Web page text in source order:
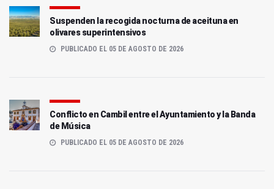
Suspenden la recogida nocturna de aceituna en
olivares superintensivos
PUBLICADO EL 05 DE AGOSTO DE 2026
Conflicto en Cambil entre el Ayuntamiento y la Banda
de Música
PUBLICADO EL 05 DE AGOSTO DE 2026